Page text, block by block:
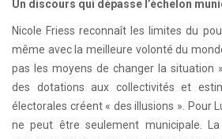
Un discours qui dépasse l’échelon
Nicole Friess reconnaît les limites du
même avec la meilleure volonté du
pas les moyens de changer la situation
des dotations aux collectivités et
électorales créent « des illusions ». Pour
ne peut être seulement municipale.